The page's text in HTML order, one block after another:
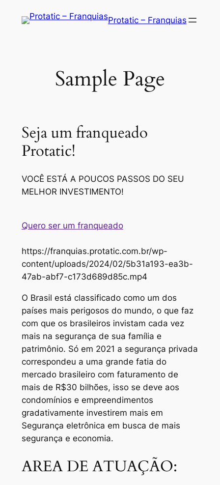
Protatic – Franquias
Sample Page
Seja um franqueado
Protatic!
VOCÊ ESTÁ A POUCOS PASSOS DO SEU
MELHOR INVESTIMENTO!
Quero ser um franqueado
https://franquias.protatic.com.br/wp-
content/uploads/2024/02/5b31a193-ea3b-
47ab-abf7-c173d689d85c.mp4
O Brasil está classificado como um dos
países mais perigosos do mundo, o que faz
com que os brasileiros invistam cada vez
mais na segurança de sua família e
patrimônio. Só em 2021 a segurança privada
correspondeu a uma grande fatia do
mercado brasileiro com faturamento de
mais de R$30 bilhões, isso se deve aos
condomínios e empreendimentos
gradativamente investirem mais em
Segurança eletrônica em busca de mais
segurança e economia.
AREA DE ATUAÇÃO: